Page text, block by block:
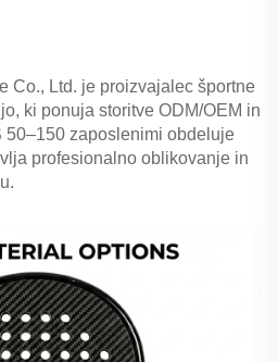
Co., Ltd. je proizvajalec športne
ki ponuja storitve ODM/OEM in
50–150 zaposlenimi obdeluje
profesionalno oblikovanje in